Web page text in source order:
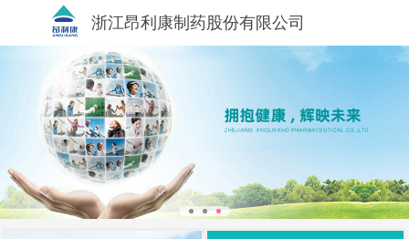
浙江昂利康制药股份有限公司